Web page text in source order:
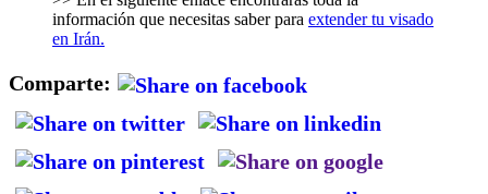
información que necesitas saber para extender tu visado
en Irán.
Comparte: